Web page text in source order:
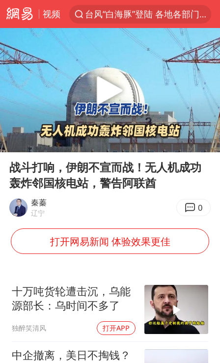
视频
台风“白海豚”登陆 各地各部门全力应对
白海豚雨量超越利奇马、巴威
人形机器人第一股
上海地铁4条线路全线停运
宇树申购 中一签有望赚20万元
4.2平卫生间补漏注胶花1.55万
白海豚路径图
武汉3名城管协管员殴打摊主被刑拘
律师谈贾冰私人饭局被偷拍
NBA传奇教练老尼尔森去世
加沙约14万栋建筑被完全摧毁
从科技创新看开局起步的时与势
Play
00:00 03:45
战斗打响，伊朗不宣而战！无人机成功
轰炸邻国核电站，警告阿联酋
秦蓁
辽宁 0
打开网易新闻 体验效果更佳
十万吨货轮遭击沉，乌能
源部长：乌时间不多了
独醉笑清风 打开APP
中企撤离，美日不掏钱？